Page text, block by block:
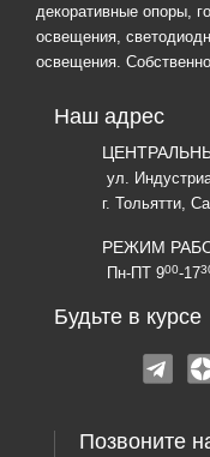
декоративные опоры,
освещения,
освещения.
Наш адрес
ул.
г. Тольятти,
РЕЖИМ
Пн-ПТ 900-17
Будьте в курсе
Позвоните